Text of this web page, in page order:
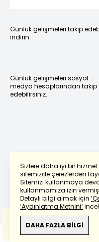
Sizlere daha iyi bir
sitemizde çerezlerden
Sitemizi kullanmaya
kullanmamıza izin
Detaylı bilgi almak için
‘Aydınlatma Metnini’
DAHA FAZLA BİLGİ
Günlük gelişmeleri takip
indirin
Günlük gelişmeleri sosyal
medya hesaplarından takip
edebilirsiniz.
Powered by
Bu çevirideGoogle
Anlam ve çeviri hatalarından
sorumlu